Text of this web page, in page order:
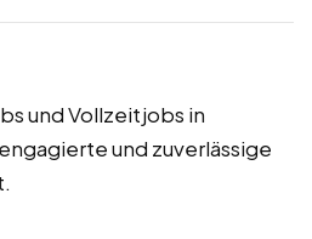
und Vollzeitjobs in
und zuverlässige